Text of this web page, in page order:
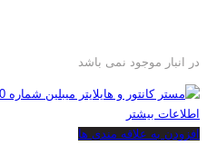
در انبار موجود نمی باشد
اطلاعات بیشتر
افزودن به علاقه مندی ها